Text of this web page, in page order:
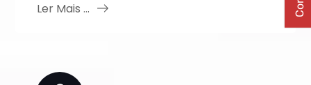
Ler Mais ...